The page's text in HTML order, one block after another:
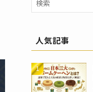
人気記事